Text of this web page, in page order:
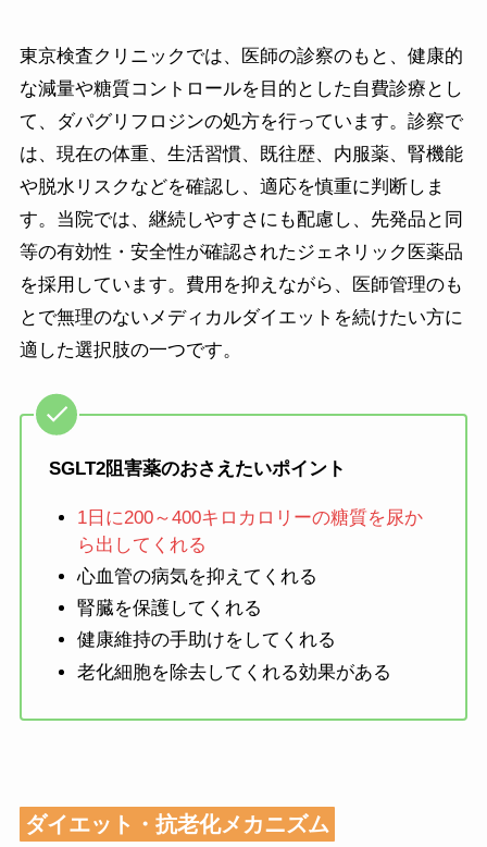
東京検査クリニックでは、医師の診察のもと、健康的
な減量や糖質コントロールを目的とした自費診療とし
て、ダパグリフロジンの処方を行っています。診察で
は、現在の体重、生活習慣、既往歴、内服薬、腎機能
や脱水リスクなどを確認し、適応を慎重に判断しま
す。当院では、継続しやすさにも配慮し、先発品と同
等の有効性・安全性が確認されたジェネリック医薬品
を採用しています。費用を抑えながら、医師管理のも
とで無理のないメディカルダイエットを続けたい方に
適した選択肢の一つです。
SGLT2阻害薬のおさえたいポイント
1日に200～400キロカロリーの糖質を尿か
ら出してくれる
心血管の病気を抑えてくれる
腎臓を保護してくれる
健康維持の手助けをしてくれる
老化細胞を除去してくれる効果がある
ダイエット・抗老化メカニズム